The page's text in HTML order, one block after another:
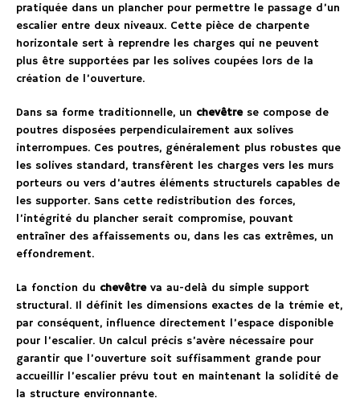
pratiquée dans un plancher pour permettre le passage d’un
escalier entre deux niveaux. Cette pièce de charpente
horizontale sert à reprendre les charges qui ne peuvent
plus être supportées par les solives coupées lors de la
création de l’ouverture.
Dans sa forme traditionnelle, un chevêtrese compose de
poutres disposées perpendiculairement aux solives
interrompues. Ces poutres, généralement plus robustes que
les solives standard, transfèrent les charges vers les murs
porteurs ou vers d’autres éléments structurels capables de
les supporter. Sans cette redistribution des forces,
l’intégrité du plancher serait compromise, pouvant
entraîner des affaissements ou, dans les cas extrêmes, un
effondrement.
La fonction du chevêtreva au-delà du simple support
structural. Il définit les dimensions exactes de la trémie et,
par conséquent, influence directement l’espace disponible
pour l’escalier. Un calcul précis s’avère nécessaire pour
garantir que l’ouverture soit suffisamment grande pour
accueillir l’escalier prévu tout en maintenant la solidité de
la structure environnante.